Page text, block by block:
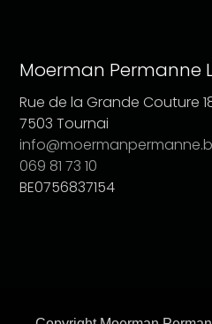
Moerman Permanne
Rue de la Grande Couture
7503 Tournai
069 81 73 10
BE0756837154